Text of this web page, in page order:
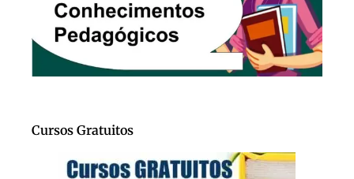
Cursos Gratuitos